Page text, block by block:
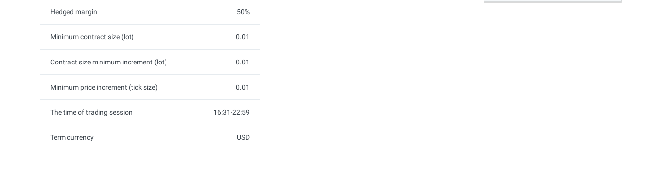
Hedged margin 50%
Minimum contract size (lot) 0.01
Contract size minimum increment (lot) 0.01
Minimum price increment (tick size) 0.01
The time of trading session 16:31-22:59
Term currency USD